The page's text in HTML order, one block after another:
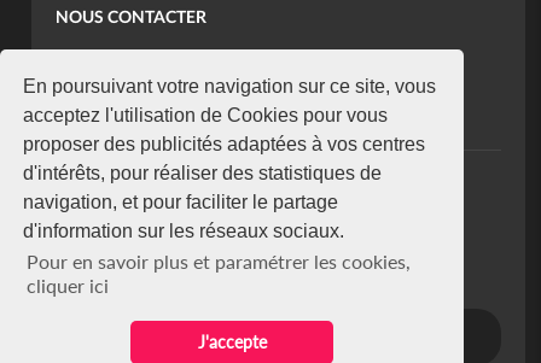
En poursuivant votre navigation sur ce site, vous
acceptez l'utilisation de Cookies pour vous
proposer des publicités adaptées à vos centres
d'intérêts, pour réaliser des statistiques de
navigation, et pour faciliter le partage
d'information sur les réseaux sociaux.
Pour en savoir plus et paramétrer les cookies,
cliquer ici
J'accepte
NOUS CONTACTER
koaci@yahoo.fr
+225 07 08 85 52 93
NEWSLETTER
Restez connecté via notre newsletter
S'abonner
Se désabonner